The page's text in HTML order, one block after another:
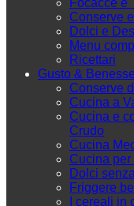
Conserve
Dolci e
Menu
Ricettari
Gusto &
Conserve
Cucina a
Cucina e
Crudo
Cucina
Cucina per
Dolci
Friggere
I cereali in